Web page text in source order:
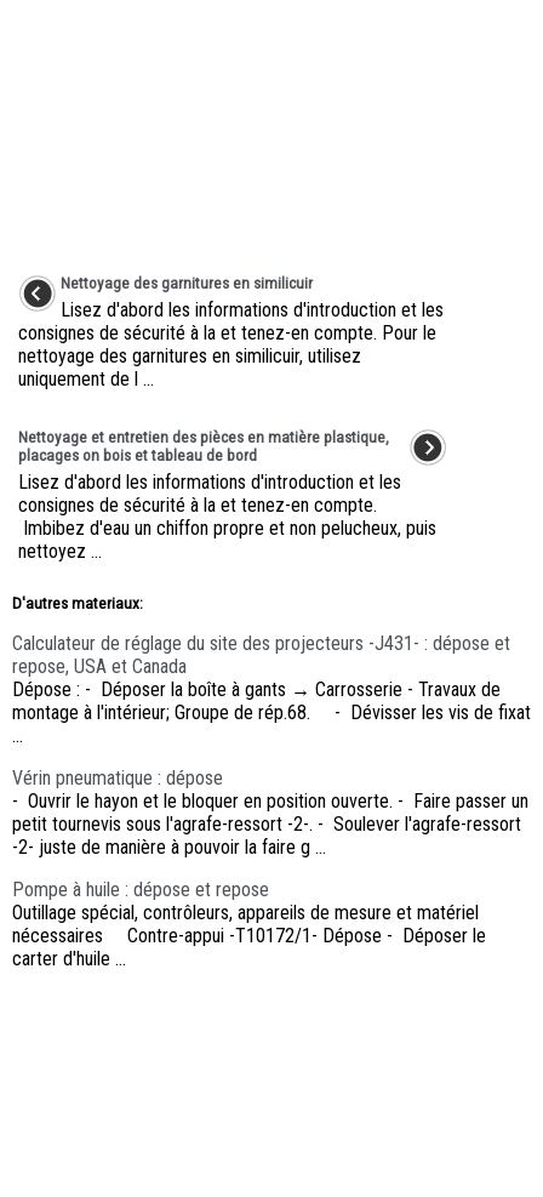
Nettoyage des garnitures en similicuir
Lisez d'abord les informations d'introduction et les
consignes de sécurité à la et tenez-en compte. Pour le
nettoyage des garnitures en similicuir, utilisez
uniquement de l ...
Nettoyage et entretien des pièces en matière plastique,
placages on bois et tableau de bord
Lisez d'abord les informations d'introduction et les
consignes de sécurité à la et tenez-en compte.
Imbibez d'eau un chiffon propre et non pelucheux, puis
nettoyez ...
D'autres materiaux:
Calculateur de réglage du site des projecteurs -J431- : dépose et
repose, USA et Canada
Dépose : - Déposer la boîte à gants → Carrosserie - Travaux de
montage à l'intérieur; Groupe de rép.68. - Dévisser les vis de fixat
...
Vérin pneumatique : dépose
- Ouvrir le hayon et le bloquer en position ouverte. - Faire passer un
petit tournevis sous l'agrafe-ressort -2-. - Soulever l'agrafe-ressort
-2- juste de manière à pouvoir la faire g ...
Pompe à huile : dépose et repose
Outillage spécial, contrôleurs, appareils de mesure et matériel
nécessaires Contre-appui -T10172/1- Dépose - Déposer le
carter d'huile ...